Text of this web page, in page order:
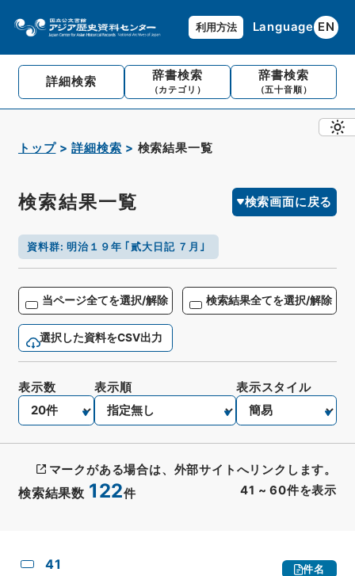
利用方法 Language EN
詳細検索 辞書検索
（カテゴリ）
辞書検索
（五十音順）
トップ 詳細検索 検索結果一覧
検索結果一覧 検索画面に戻る
資料群: 明治１９年 ｢貳大日記 ７月｣
当ページ全てを選択/解除 検索結果全てを選択/解除
選択した資料をCSV出力
検索結果数 122件 41 ~ 60件を表示
表示数 表示順 表示スタイル
マークがある場合は、外部サイトへリンクします。
41 件名